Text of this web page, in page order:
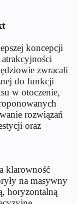
koncepcji
zwracali
do funkcji
w otoczenie,
rozwiązań
oraz
klarowność
na masywny
horyzontalną